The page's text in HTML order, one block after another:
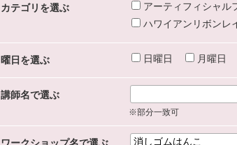
カテゴリを選ぶ アーティフィシャル
ハワイアンリボンレ
曜日を選ぶ 日曜日 月曜日
講師名で選ぶ
※部分一致可